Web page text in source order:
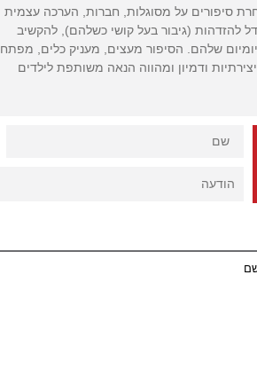
סיפורים על מסוגלות, חברות, הערכה עצמית
להזדהות (גיבור בעל קושי כשלהם), להקשיב
שלהם. הסיפור מעצים, מעניק כלים, מפתח
ודמיון ומהווה הנאה משותפת לילדים